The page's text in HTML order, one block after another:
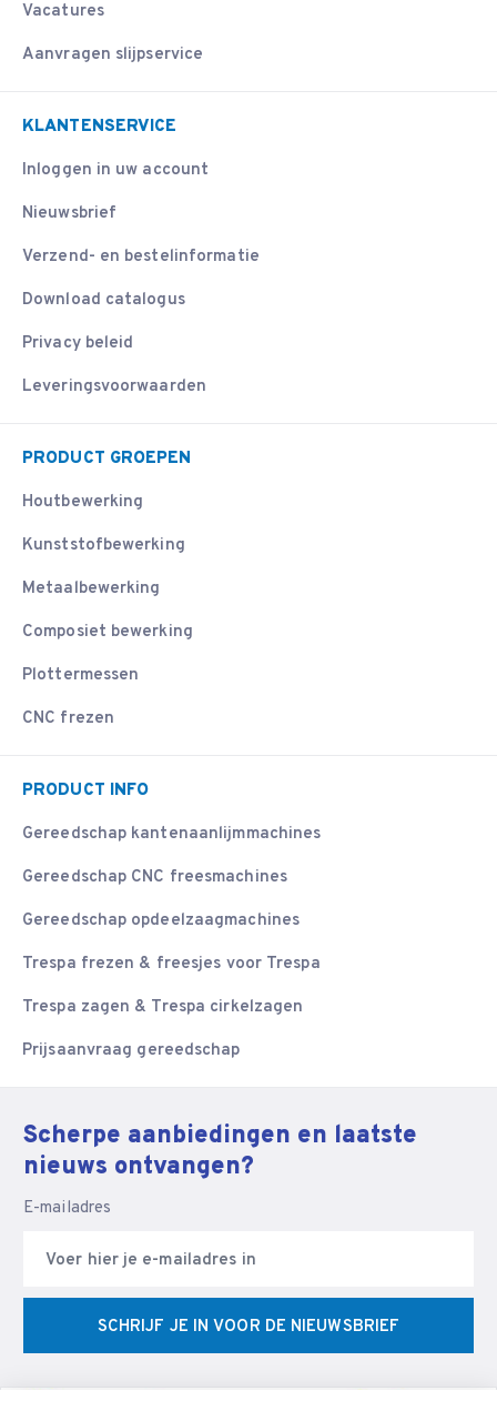
Vacatures
Aanvragen slijpservice
KLANTENSERVICE
Inloggen in uw account
Nieuwsbrief
Verzend- en bestelinformatie
Download catalogus
Privacy beleid
Leveringsvoorwaarden
PRODUCT GROEPEN
Houtbewerking
Kunststofbewerking
Metaalbewerking
Composiet bewerking
Plottermessen
CNC frezen
PRODUCT INFO
Gereedschap kantenaanlijmmachines
Gereedschap CNC freesmachines
Gereedschap opdeelzaagmachines
Trespa frezen & freesjes voor Trespa
Trespa zagen & Trespa cirkelzagen
Prijsaanvraag gereedschap
Scherpe aanbiedingen en laatste
nieuws ontvangen?
E-mailadres
SCHRIJF JE IN VOOR DE NIEUWSBRIEF